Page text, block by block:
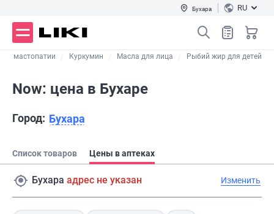
Бухара RU
мастопатии Куркумин Масла для лица Рыбий жир для детей
Now: цена в Бухаре
Город: Бухара
Список товаров Цены в аптеках
Бухара адрес не указан Изменить